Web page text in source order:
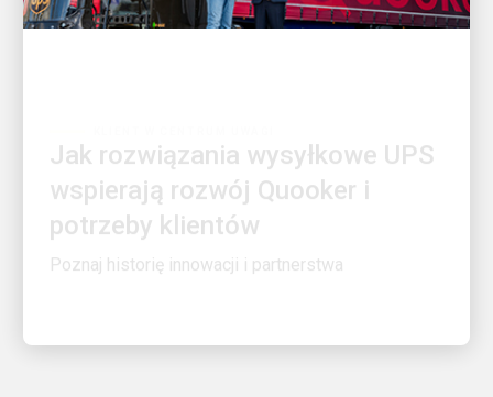
wspierają rozwój Quooker i
potrzeby klientów
Poznaj historię innowacji i partnerstwa